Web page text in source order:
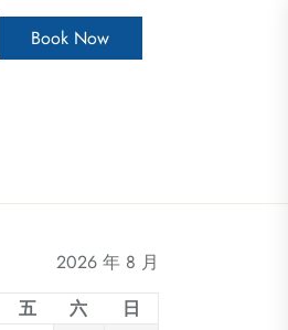
Book Now
2026 年 8 月
五 六
日